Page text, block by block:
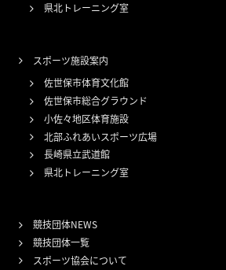
県北トレーニング室
スポーツ施設案内
佐世保市体育文化館
佐世保市総合グラウンド
小佐々地区体育施設
北部ふれあいスポーツ広場
長崎県立武道館
県北トレーニング室
競技団体NEWS
競技団体一覧
スポーツ協会について